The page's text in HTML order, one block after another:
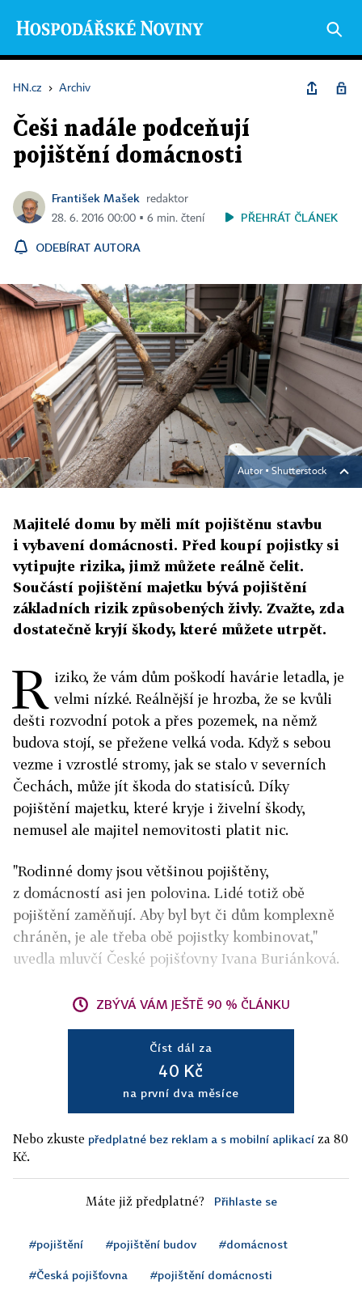
HN.cz › Archiv
Češi nadále podceňují
pojištění domácnosti
František Mašek
redaktor
28. 6. 2016 00:00 ▪ 6 min. čtení
PŘEHRÁT ČLÁNEK
ODEBÍRAT AUTORA
Autor ▪ Shutterstock
Majitelé domu by měli mít pojištěnu stavbu
i vybavení domácnosti. Před koupí pojistky si
vytipujte rizika, jimž můžete reálně čelit.
Součástí pojištění majetku bývá pojištění
základních rizik způsobených živly. Zvažte, zda
dostatečně kryjí škody, které můžete utrpět.
R iziko, že vám dům poškodí havárie letadla, je
velmi nízké. Reálnější je hrozba, že se kvůli
dešti rozvodní potok a přes pozemek, na němž
budova stojí, se přežene velká voda. Když s sebou
vezme i vzrostlé stromy, jak se stalo v severních
Čechách, může jít škoda do statisíců. Díky
pojištění majetku, které kryje i živelní škody,
nemusel ale majitel nemovitosti platit nic.
"Rodinné domy jsou většinou pojištěny,
z domácností asi jen polovina. Lidé totiž obě
pojištění zaměňují. Aby byl byt či dům komplexně
chráněn, je ale třeba obě pojistky kombinovat,"
uvedla mluvčí České pojišťovny Ivana Buriánková.
ZBÝVÁ VÁM JEŠTĚ 90 % ČLÁNKU
Číst dál za
40 Kč
na první dva měsíce
Nebo zkuste předplatné bez reklam a s mobilní aplikací za 80
Kč.
Máte již předplatné? Přihlaste se
#pojištění #pojištění budov #domácnost
#Česká pojišťovna #pojištění domácnosti